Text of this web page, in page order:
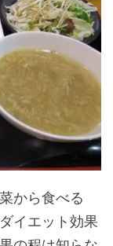
から食べる
イエット効果